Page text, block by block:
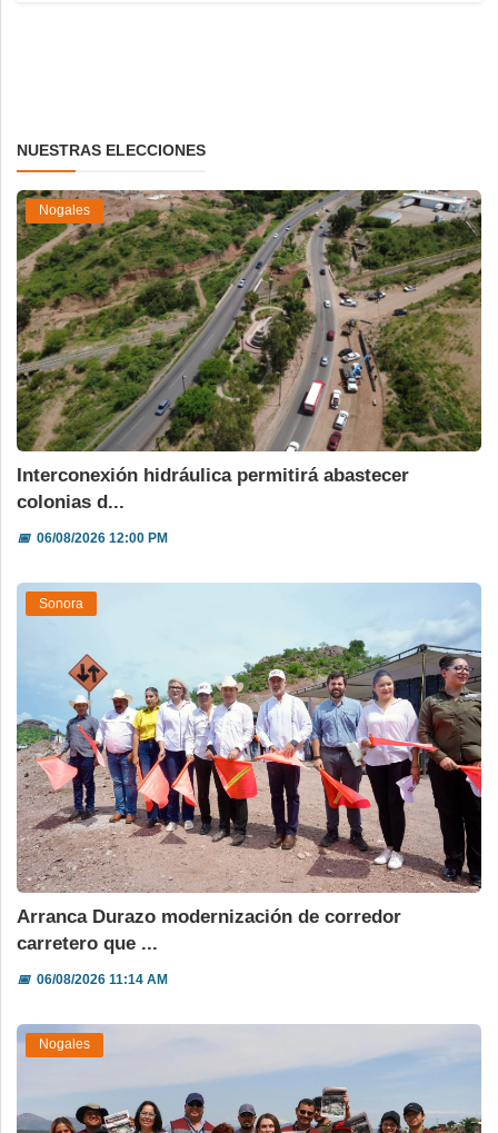
NUESTRAS ELECCIONES
Nogales
Interconexión hidráulica permitirá abastecer
colonias d...
📅06/08/2026 12:00 PM
Sonora
Arranca Durazo modernización de corredor
carretero que ...
📅06/08/2026 11:14 AM
Nogales